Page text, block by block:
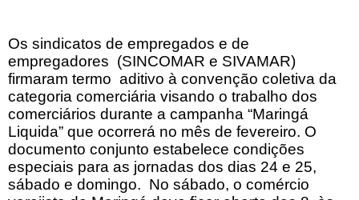
Os sindicatos de empregados e de
empregadores (SINCOMAR e SIVAMAR)
firmaram termo aditivo à convenção coletiva da
categoria comerciária visando o trabalho dos
comerciários durante a campanha “Maringá
Liquida” que ocorrerá no mês de fevereiro. O
documento conjunto estabelece condições
especiais para as jornadas dos dias 24 e 25,
sábado e domingo. No sábado, o comércio